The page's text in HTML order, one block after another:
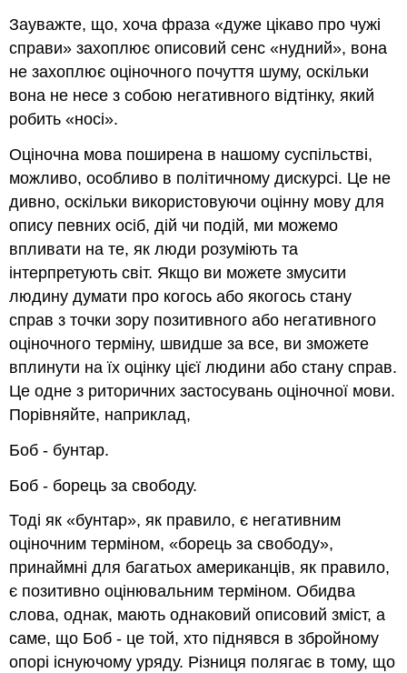
Зауважте, що, хоча фраза «дуже цікаво про чужі
справи» захоплює описовий сенс «нудний», вона
не захоплює оціночного почуття шуму, оскільки
вона не несе з собою негативного відтінку, який
робить «носі».
Оціночна мова поширена в нашому суспільстві,
можливо, особливо в політичному дискурсі. Це не
дивно, оскільки використовуючи оцінну мову для
опису певних осіб, дій чи подій, ми можемо
впливати на те, як люди розуміють та
інтерпретують світ. Якщо ви можете змусити
людину думати про когось або якогось стану
справ з точки зору позитивного або негативного
оціночного терміну, швидше за все, ви зможете
вплинути на їх оцінку цієї людини або стану справ.
Це одне з риторичних застосувань оціночної мови.
Порівняйте, наприклад,
Боб - бунтар.
Боб - борець за свободу.
Тоді як «бунтар», як правило, є негативним
оціночним терміном, «борець за свободу»,
принаймні для багатьох американців, як правило,
є позитивно оцінювальним терміном. Обидва
слова, однак, мають однаковий описовий зміст, а
саме, що Боб - це той, хто піднявся в збройному
опорі існуючому уряду. Різниця полягає в тому, що